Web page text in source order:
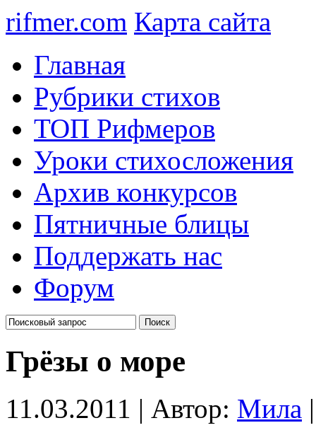
rifmer.com Карта сайта
Главная
Рубрики стихов
ТОП Рифмеров
Уроки стихосложения
Архив конкурсов
Пятничные блицы
Поддержать нас
Форум
Грёзы о море
11.03.2011 | Автор: Мила